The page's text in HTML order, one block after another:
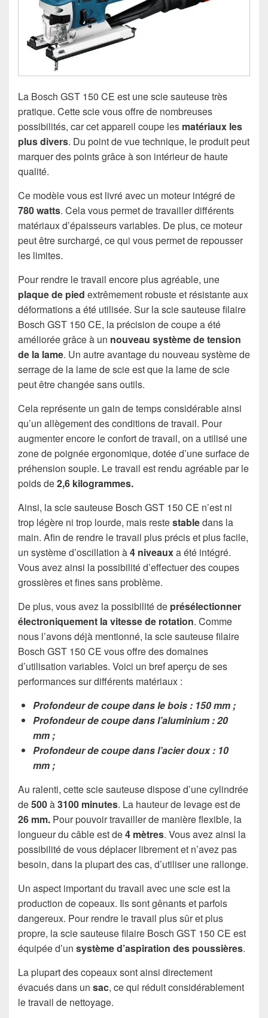
La Bosch GST 150 CE est une scie sauteuse très
pratique. Cette scie vous offre de nombreuses
possibilités, car cet appareil coupe les matériaux les
plus divers. Du point de vue technique, le produit peut
marquer des points grâce à son intérieur de haute
qualité.
Ce modèle vous est livré avec un moteur intégré de
780 watts. Cela vous permet de travailler différents
matériaux d’épaisseurs variables. De plus, ce moteur
peut être surchargé, ce qui vous permet de repousser
les limites.
Pour rendre le travail encore plus agréable, une
plaque de pied extrêmement robuste et résistante aux
déformations a été utilisée. Sur la scie sauteuse filaire
Bosch GST 150 CE, la précision de coupe a été
améliorée grâce à un nouveau système de tension
de la lame. Un autre avantage du nouveau système de
serrage de la lame de scie est que la lame de scie
peut être changée sans outils.
Cela représente un gain de temps considérable ainsi
qu’un allègement des conditions de travail. Pour
augmenter encore le confort de travail, on a utilisé une
zone de poignée ergonomique, dotée d’une surface de
préhension souple. Le travail est rendu agréable par le
poids de2,6 kilogrammes.
Ainsi, la scie sauteuse Bosch GST 150 CE n’est ni
trop légère ni trop lourde, mais restestabledans la
main. Afin de rendre le travail plus précis et plus facile,
un système d’oscillation à4 niveauxa été intégré.
Vous avez ainsi la possibilité d’effectuer des coupes
grossières et fines sans problème.
De plus, vous avez la possibilité de présélectionner
électroniquement la vitesse de rotation. Comme
nous l’avons déjà mentionné, la scie sauteuse filaire
Bosch GST 150 CE vous offre des domaines
d’utilisation variables. Voici un bref aperçu de ses
performances sur différents matériaux :
Profondeur de coupe dans le bois : 150 mm ;
Profondeur de coupe dans l’aluminium : 20
mm ;
Profondeur de coupe dans l’acier doux : 10
mm ;
Au ralenti, cette scie sauteuse dispose d’une cylindrée
de500à3100 minutes. La hauteur de levage est de
26 mm. Pour pouvoir travailler de manière flexible, la
longueur du câble est de4 mètres. Vous avez ainsi la
possibilité de vous déplacer librement et n’avez pas
besoin, dans la plupart des cas, d’utiliser une rallonge.
Un aspect important du travail avec une scie est la
production de copeaux. Ils sont gênants et parfois
dangereux. Pour rendre le travail plus sûr et plus
propre, la scie sauteuse filaire Bosch GST 150 CE est
équipée d’un système d’aspiration des poussières.
La plupart des copeaux sont ainsi directement
évacués dans un sac, ce qui réduit considérablement
le travail de nettoyage.